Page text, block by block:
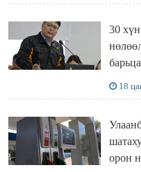
30
18
шатахуун
орон